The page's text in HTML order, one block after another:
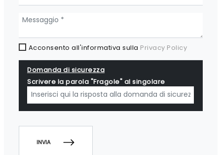
Acconsento all'informativa sulla Privacy Policy
Domanda di sicurezza
Scrivere la parola "Fragole" al singolare
INVIA